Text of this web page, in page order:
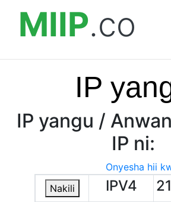
MIIP.co
IP
IP yangu /
IP ni:
Onyesha hii
Nakili
IPV4